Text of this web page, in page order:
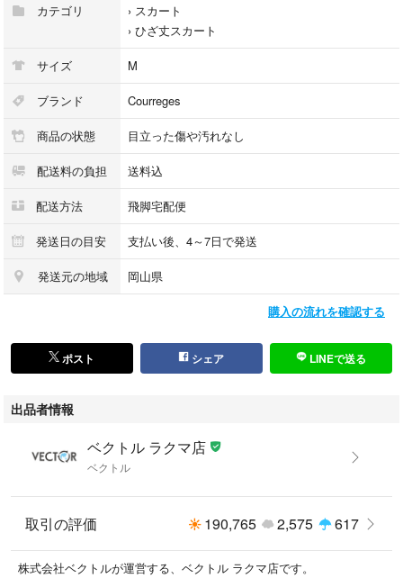
★本商品は一点物です
他サイトや店舗にて販売している商品です。多少のお時間差にて欠品にな
ることもございます。予めご了承頂ますようお願い致します。
こちらの商品はラクマ公式パートナーのベクトルによって出品されていま
カテゴリ
› スカート
› ひざ丈スカート
サイズ M
ブランド Courreges
商品の状態 目立った傷や汚れなし
配送料の負担 送料込
配送方法 飛脚宅配便
発送日の目安 支払い後、4～7日で発送
発送元の地域 岡山県
購入の流れを確認する
ポスト シェア LINEで送る
出品者情報
ベクトル ラクマ店
ベクトル
取引の評価 190,765 2,575 617
株式会社ベクトルが運営する、ベクトル ラクマ店です。